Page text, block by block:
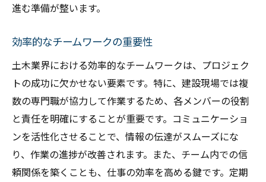
進む準備が整います。
効率的なチームワークの重要性
土木業界における効率的なチームワークは、プロジェク
トの成功に欠かせない要素です。特に、建設現場では複
数の専門職が協力して作業するため、各メンバーの役割
と責任を明確にすることが重要です。コミュニケーショ
ンを活性化させることで、情報の伝達がスムーズにな
り、作業の進捗が改善されます。また、チーム内での信
頼関係を築くことも、仕事の効率を高める鍵です。定期